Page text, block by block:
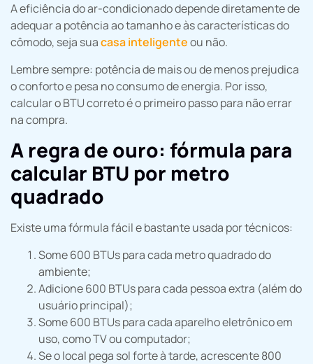
A eficiência do ar-condicionado depende diretamente de
adequar a potência ao tamanho e às características do
cômodo, seja suacasa inteligenteou não.
Lembre sempre: potência de mais ou de menos prejudica
o conforto e pesa no consumo de energia. Por isso,
calcular o BTU correto é o primeiro passo para não errar
na compra.
A regra de ouro: fórmula para
calcular BTU por metro
quadrado
Existe uma fórmula fácil e bastante usada por técnicos:
Some 600 BTUs para cada metro quadrado do
ambiente;
Adicione 600 BTUs para cada pessoa extra (além do
usuário principal);
Some 600 BTUs para cada aparelho eletrônico em
uso, como TV ou computador;
Se o local pega sol forte à tarde, acrescente 800